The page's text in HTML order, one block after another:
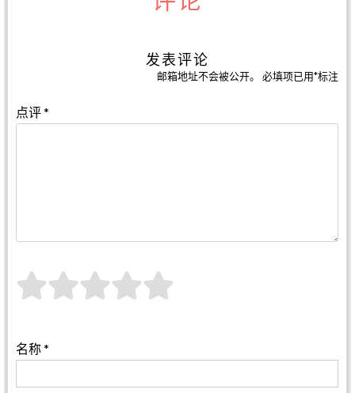
发表评论
邮箱地址不会被公开。 必填项已用*标注
点评*
名称*